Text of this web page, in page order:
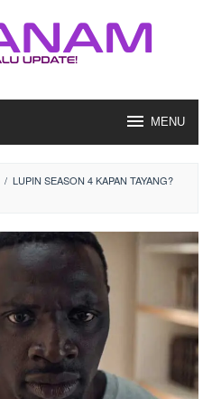
MENU
/ LUPIN SEASON 4 KAPAN TAYANG?